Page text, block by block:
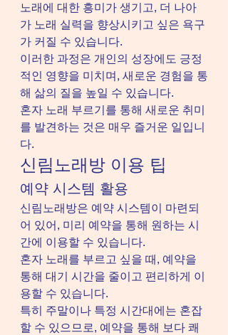
노래에 대한 흥미가 생기고, 더 나아
가 노래 실력을 향상시키고 싶은 욕구
가 커질 수 있습니다.
이러한 과정은 개인의 성장에도 긍정
적인 영향을 미치며, 새로운 경험을 통
해 삶의 질을 높일 수 있습니다.
혼자 노래 부르기를 통해 새로운 취미
를 발견하는 것은 매우 즐거운 일입니
다.
신림노래방 이용 팁
예약 시스템 활용
신림노래방은 예약 시스템이 마련되
어 있어, 미리 예약을 통해 원하는 시
간에 이용할 수 있습니다.
혼자 노래를 부르고 싶을 때, 예약을
통해 대기 시간을 줄이고 편리하게 이
용할 수 있습니다.
특히 주말이나 특정 시간대에는 혼잡
할 수 있으므로, 예약을 통해 보다 쾌